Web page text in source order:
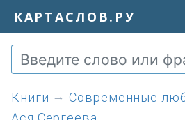
КАРТАСЛОВ.РУ
книги
Современные